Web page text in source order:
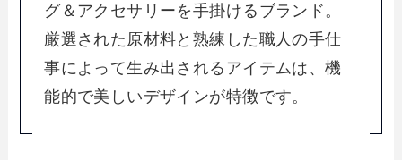
グ＆アクセサリーを手掛けるブランド。
厳選された原材料と熟練した職人の手仕
事によって生み出されるアイテムは、機
能的で美しいデザインが特徴です。